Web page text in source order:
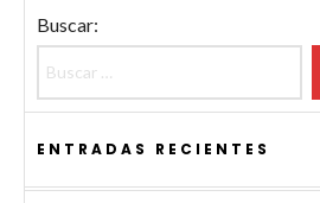
Buscar:
ENTRADAS RECIENTES